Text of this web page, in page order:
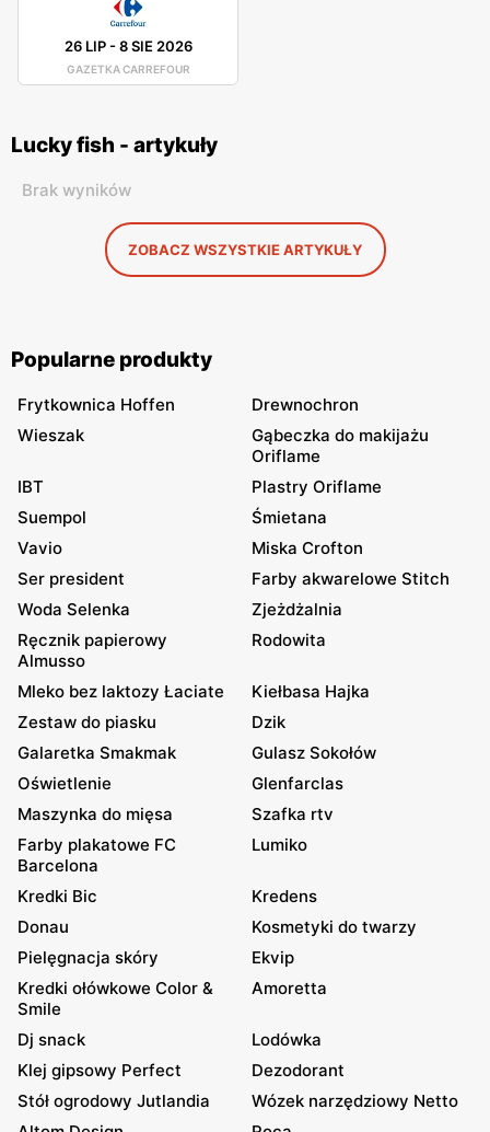
26 LIP-8 SIE 2026
GAZETKA CARREFOUR
Lucky fish - artykuły
Brak wyników
ZOBACZ WSZYSTKIE ARTYKUŁY
Popularne produkty
Frytkownica Hoffen
Drewnochron
Wieszak
Gąbeczka do makijażu
Oriflame
IBT
Plastry Oriflame
Suempol
Śmietana
Vavio
Miska Crofton
Ser president
Farby akwarelowe Stitch
Woda Selenka
Zjeżdżalnia
Ręcznik papierowy
Almusso
Rodowita
Mleko bez laktozy Łaciate
Kiełbasa Hajka
Zestaw do piasku
Dzik
Galaretka Smakmak
Gulasz Sokołów
Oświetlenie
Glenfarclas
Maszynka do mięsa
Szafka rtv
Farby plakatowe FC
Barcelona
Lumiko
Kredki Bic
Kredens
Donau
Kosmetyki do twarzy
Pielęgnacja skóry
Ekvip
Kredki ołówkowe Color &
Smile
Amoretta
Dj snack
Lodówka
Klej gipsowy Perfect
Dezodorant
Stół ogrodowy Jutlandia
Wózek narzędziowy Netto